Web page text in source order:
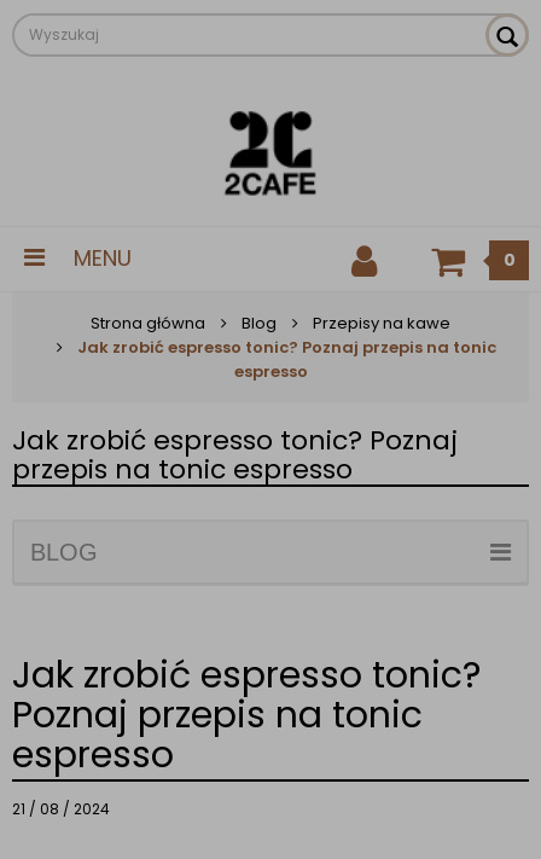
MENU 0
Strona główna Blog
Przepisy na kawe
Jak zrobić espresso tonic? Poznaj przepis na tonic
espresso
Jak zrobić espresso tonic? Poznaj
przepis na tonic espresso
BLOG
Jak zrobić espresso tonic?
Poznaj przepis na tonic
espresso
21 / 08 / 2024